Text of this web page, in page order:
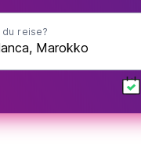
reise?